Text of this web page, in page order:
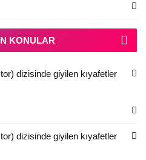
KONULAR
dizisinde giyilen kıyafetler
dizisinde giyilen kıyafetler